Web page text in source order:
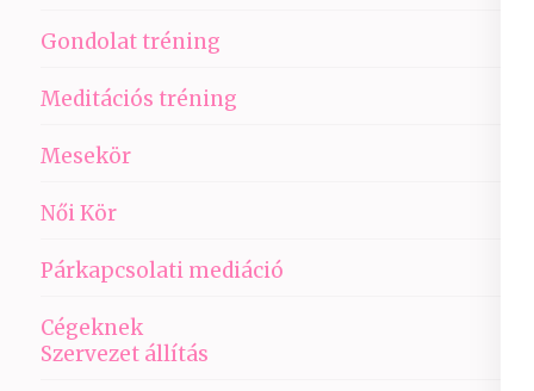
Gondolat tréning
Meditációs tréning
Mesekör
Női Kör
Párkapcsolati mediáció
Cégeknek
Szervezet állítás